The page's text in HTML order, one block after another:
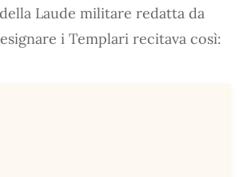
Laude militare redatta da
i Templari recitava così: